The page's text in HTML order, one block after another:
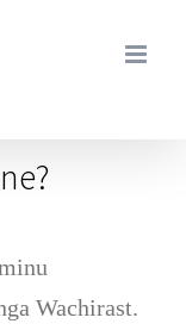
Wachirast.